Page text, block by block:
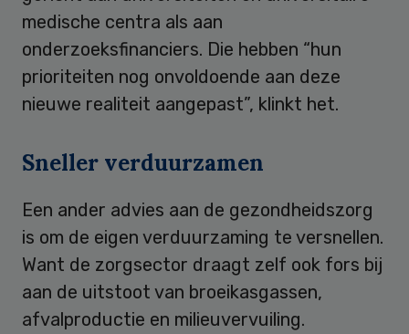
medische centra als aan
onderzoeksfinanciers. Die hebben “hun
prioriteiten nog onvoldoende aan deze
nieuwe realiteit aangepast”, klinkt het.
Sneller verduurzamen
Een ander advies aan de gezondheidszorg
is om de eigen verduurzaming te versnellen.
Want de zorgsector draagt zelf ook fors bij
aan de uitstoot van broeikasgassen,
afvalproductie en milieuvervuiling.